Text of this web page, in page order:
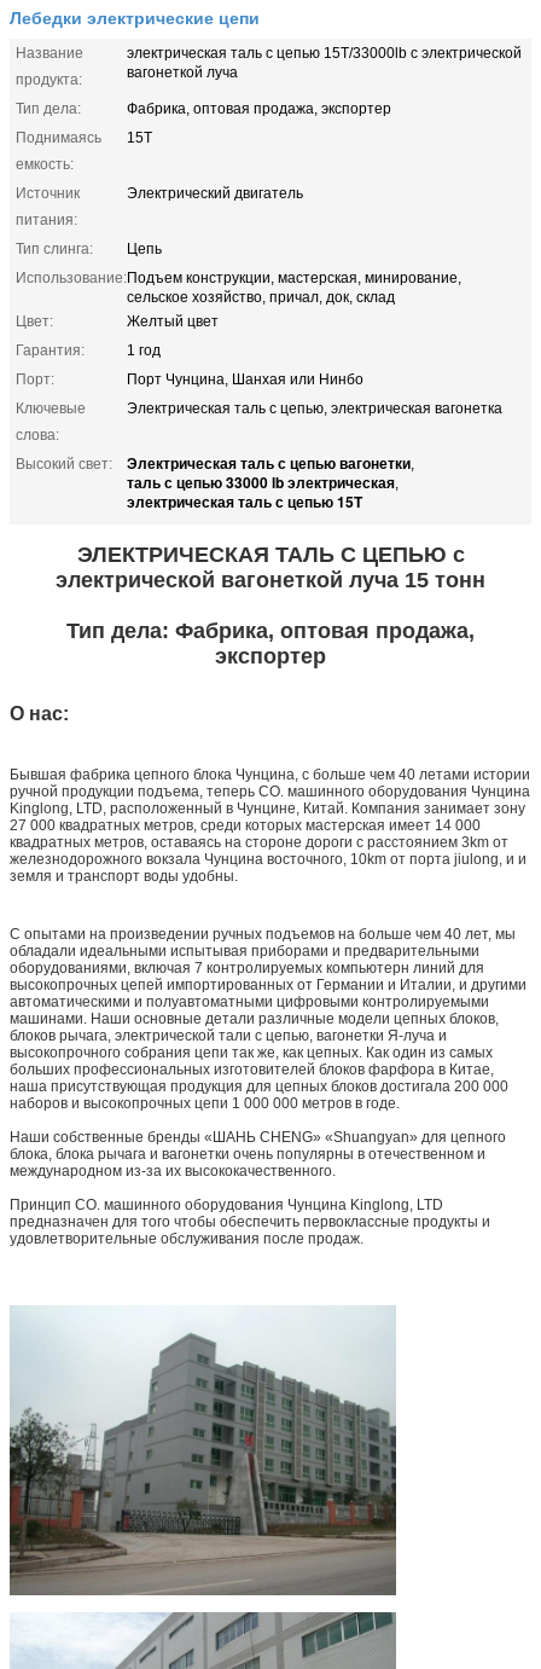
Лебедки электрические цепи
Название
продукта:
электрическая таль с цепью 15T/33000lb с электрической
вагонеткой луча
Тип дела:
Фабрика, оптовая продажа, экспортер
Поднимаясь
емкость:
15T
Источник
питания:
Электрический двигатель
Тип слинга:
Цепь
Использование:Подъем конструкции, мастерская, минирование,
сельское хозяйство, причал, док, склад
Цвет:
Желтый цвет
Гарантия:
1 год
Порт:
Порт Чунцина, Шанхая или Нинбо
Ключевые
слова:
Электрическая таль с цепью, электрическая вагонетка
Высокий свет: Электрическая таль с цепью вагонетки,
таль с цепью 33000 lb электрическая,
электрическая таль с цепью 15T
ЭЛЕКТРИЧЕСКАЯ ТАЛЬ С ЦЕПЬЮ с
электрической вагонеткой луча 15 тонн
Тип дела: Фабрика, оптовая продажа,
экспортер
О нас:
Бывшая фабрика цепного блока Чунцина, с больше чем 40 летами истории
ручной продукции подъема, теперь CO. машинного оборудования Чунцина
Kinglong, LTD, расположенный в Чунцине, Китай. Компания занимает зону
27 000 квадратных метров, среди которых мастерская имеет 14 000
квадратных метров, оставаясь на стороне дороги с расстоянием 3km от
железнодорожного вокзала Чунцина восточного, 10km от порта jiulong, и и
земля и транспорт воды удобны.
С опытами на произведении ручных подъемов на больше чем 40 лет, мы
обладали идеальными испытывая приборами и предварительными
оборудованиями, включая 7 контролируемых компьютерн линий для
высокопрочных цепей импортированных от Германии и Италии, и другими
автоматическими и полуавтоматными цифровыми контролируемыми
машинами. Наши основные детали различные модели цепных блоков,
блоков рычага, электрической тали с цепью, вагонетки Я-луча и
высокопрочного собрания цепи так же, как цепных. Как один из самых
больших профессиональных изготовителей блоков фарфора в Китае,
наша присутствующая продукция для цепных блоков достигала 200 000
наборов и высокопрочных цепи 1 000 000 метров в годе.
Наши собственные бренды «ШАНЬ CHENG» «Shuangyan» для цепного
блока, блока рычага и вагонетки очень популярны в отечественном и
международном из-за их высококачественного.
Принцип CO. машинного оборудования Чунцина Kinglong, LTD
предназначен для того чтобы обеспечить первоклассные продукты и
удовлетворительные обслуживания после продаж.